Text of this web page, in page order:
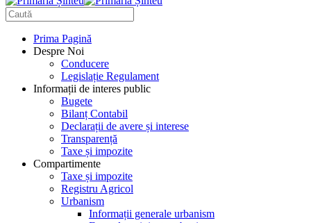
Prima Pagină
Despre Noi
Conducere
Legislație Regulament
Informații de interes public
Bugete
Bilanț Contabil
Declarații de avere și interese
Transparență
Taxe și impozite
Compartimente
Taxe și impozite
Registru Agricol
Urbanism
Informații generale urbanism